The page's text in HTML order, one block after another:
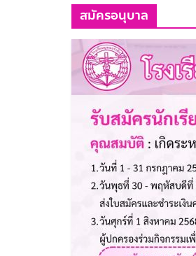
ดี
มี
วินัย
คุณธรรม
ค้ำจุน
สังคม
สมัครอนุบาล